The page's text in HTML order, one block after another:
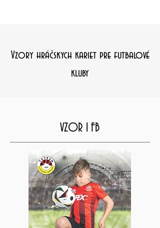
Vzory hráčskych kariet pre futbalové
kluby
VZOR 1 FB